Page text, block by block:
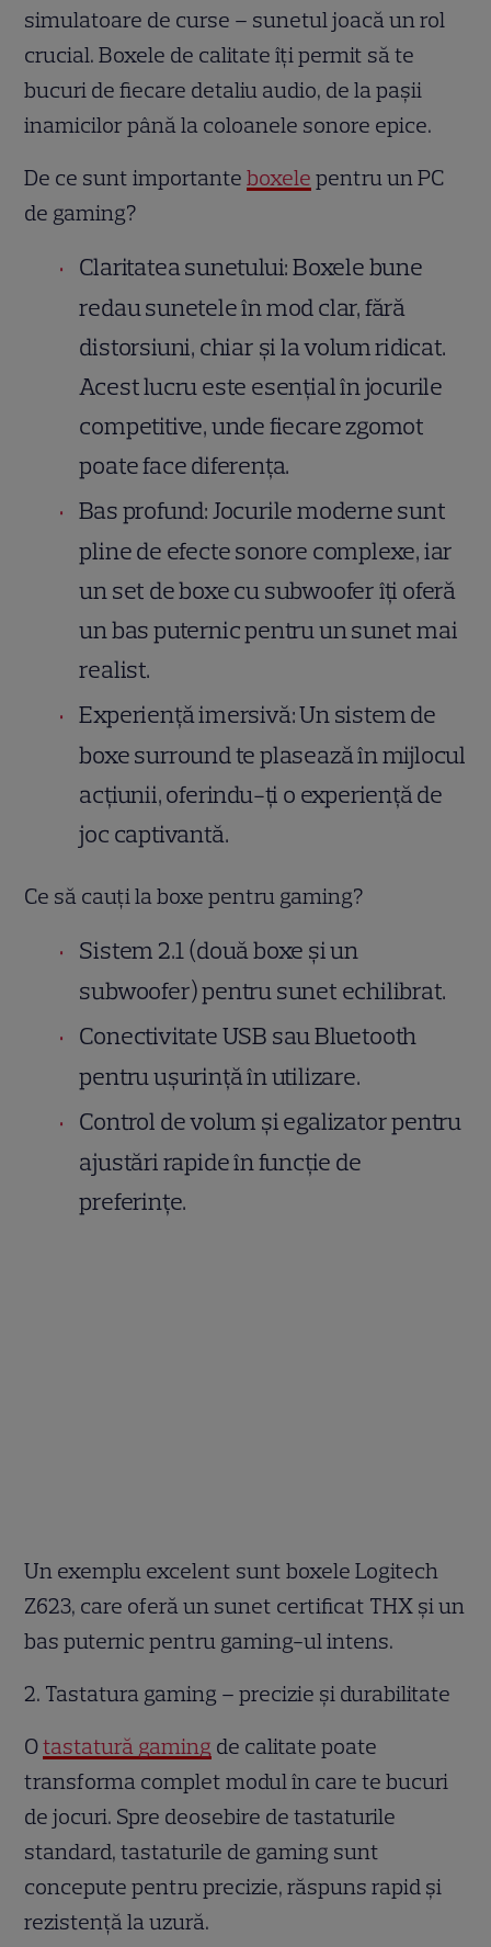
simulatoare de curse – sunetul joacă un rol
crucial. Boxele de calitate îți permit să te
bucuri de fiecare detaliu audio, de la pașii
inamicilor până la coloanele sonore epice.
De ce sunt importanteboxele pentru un PC
de gaming?
Claritatea sunetului: Boxele bune
redau sunetele în mod clar, fără
distorsiuni, chiar și la volum ridicat.
Acest lucru este esențial în jocurile
competitive, unde fiecare zgomot
poate face diferența.
Bas profund: Jocurile moderne sunt
pline de efecte sonore complexe, iar
un set de boxe cu subwoofer îți oferă
un bas puternic pentru un sunet mai
realist.
Experiență imersivă: Un sistem de
boxe surround te plasează în mijlocul
acțiunii, oferindu-ți o experiență de
joc captivantă.
Ce să cauți la boxe pentru gaming?
Sistem 2.1 (două boxe și un
subwoofer) pentru sunet echilibrat.
Conectivitate USB sau Bluetooth
pentru ușurință în utilizare.
Control de volum și egalizator pentru
ajustări rapide în funcție de
preferințe.
Un exemplu excelent sunt boxele Logitech
Z623, care oferă un sunet certificat THX și un
bas puternic pentru gaming-ul intens.
2. Tastatura gaming – precizie și durabilitate
Otastatură gaming de calitate poate
transforma complet modul în care te bucuri
de jocuri. Spre deosebire de tastaturile
standard, tastaturile de gaming sunt
concepute pentru precizie, răspuns rapid și
rezistență la uzură.